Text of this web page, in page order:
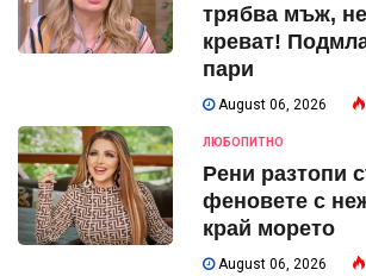
трябва мъж,
креват!
пари
August 06, 2026
ЛЮБОПИТНО
Рени разтопи
феновете с
край морето
August 06, 2026